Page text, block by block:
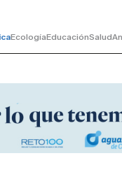
EcologíaEducaciónSalud